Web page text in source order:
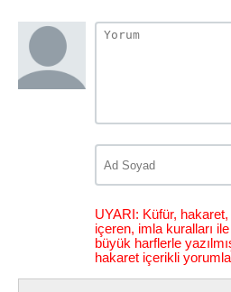
UYARI: Küfür,
içeren, imla kuralları
büyük harflerle
hakaret içerikli